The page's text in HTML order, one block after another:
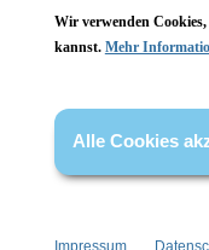
* Alle Preise inkl.
wenn
Wir verwenden
kannst. Mehr
Alle Cookies
Impressum